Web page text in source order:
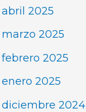
abril 2025
marzo 2025
febrero 2025
enero 2025
diciembre 2024